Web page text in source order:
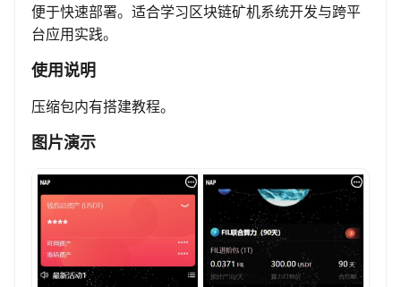
便于快速部署。适合学习区块链矿机系统开发与跨平
台应用实践。
使用说明
压缩包内有搭建教程。
图片演示